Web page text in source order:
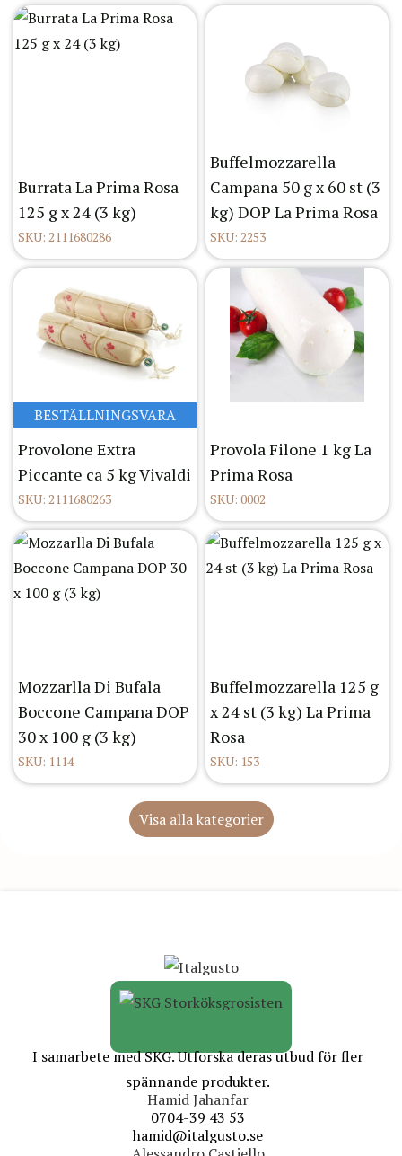
Burrata La Prima Rosa
125 g x 24 (3 kg)
SKU: 2111680286
Buffelmozzarella
Campana 50 g x 60 st (3
kg) DOP La Prima Rosa
SKU: 2253
BESTÄLLNINGSVARA
Provolone Extra
Piccante ca 5 kg Vivaldi
SKU: 2111680263
Provola Filone 1 kg La
Prima Rosa
SKU: 0002
Mozzarlla Di Bufala
Boccone Campana DOP
30 x 100 g (3 kg)
SKU: 1114
Buffelmozzarella 125 g
x 24 st (3 kg) La Prima
Rosa
SKU: 153
Visa alla kategorier
I samarbete med SKG. Utforska deras utbud för fler
spännande produkter.
Hamid Jahanfar
0704-39 43 53
hamid@italgusto.se